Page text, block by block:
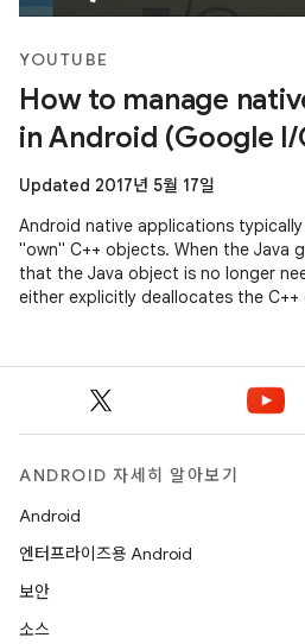
YOUTUBE
How to manage
in Android (Google I/
Updated 2017년 5월 17일
Android native applications
"own" C++ objects. When the Java
that the Java object is no longer
either explicitly deallocates the
ANDROID 자세히 알아보기
Android
엔터프라이즈용 Android
보안
소스